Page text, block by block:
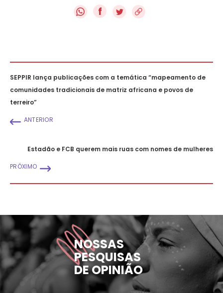
f
SEPPIR lança publicações com a temática “mapeamento de
comunidades tradicionais de matriz africana e povos de
terreiro”
ANTERIOR
Estadão e FCB querem mais ruas com nomes de mulheres
PRÓXIMO
NOSSAS
PESQUISAS
DE OPINIÃO